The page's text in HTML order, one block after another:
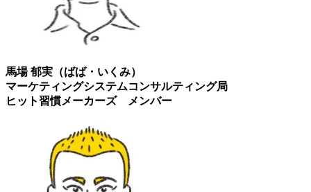
馬場 郁実（ばば・いくみ）
マーケティングシステムコンサルティング局
ヒット習慣メーカーズ メンバー